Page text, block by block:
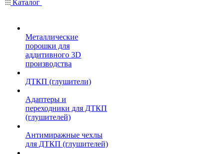
Каталог
Металлические
порошки для
аддитивного 3D
производства
ДТКП (глушители)
Адаптеры и
переходники для ДТКП
(глушителей)
Антимиражные чехлы
для ДТКП (глушителей)